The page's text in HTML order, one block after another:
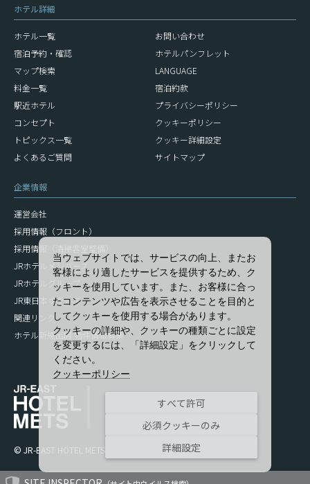
ホテル詳細
ホテル一覧
宿泊予約・確認
マップ検索
料金一覧
駅近ホテル
コンセプト
トピックス一覧
よくあるご質問
お問い合わせ
ホテルパンフレット
LANGUAGE
宿泊約款
プライバシーポリシー
クッキーポリシー
クッキー詳細設定
サイトマップ
企業情報
運営会社
採用情報（フロント）
採用情報（清掃客室整備）
JRホテルメンバーズ
JRホテルグループ
JR東日本ホテルズ
関連リンク
ホテル新規出店 物件情報募集
© JR-EAST HOTEL METS
当ウェブサイトでは、サービスの向上、またお
客様により適したサービスを提供するため、ク
ッキーを使用しています。また、お客様に合っ
たコンテンツや広告を表示させることを目的と
してクッキーを使用する場合があります。
クッキーの詳細や、クッキーの種類ごとに設定
を変更するには、「詳細設定」をクリックして
ください。
クッキーポリシー
すべて許可
必須クッキーのみ
詳細設定